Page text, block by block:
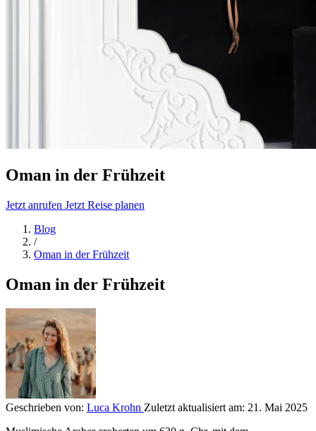
Oman in der Frühzeit
Jetzt anrufen Jetzt Reise planen
Blog
/
Oman in der Frühzeit
Oman in der Frühzeit
Geschrieben von: Luca Krohn Zuletzt aktualisiert am: 21. Mai 2025